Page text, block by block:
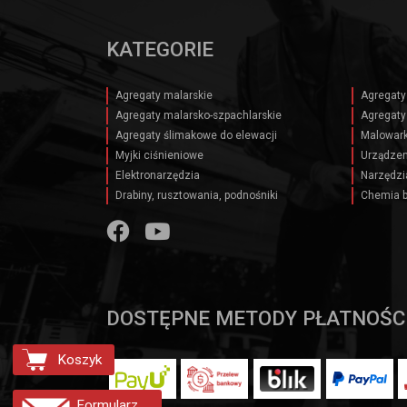
KATEGORIE
Agregaty malarskie
Agregaty malarsko-szpachlarskie
Agregaty ślimakowe do elewacji
Myjki ciśnieniowe
Elektronarzędzia
Drabiny, rusztowania, podnośniki
Chemia
DOSTĘPNE METODY
Koszyk